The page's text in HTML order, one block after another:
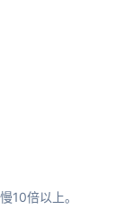
10倍以上。